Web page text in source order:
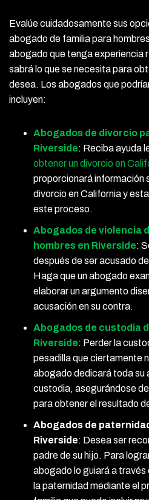
Evalúe cuidadosamente sus
abogado de familia para
abogado que tenga experiencia
sabrá lo que se necesita para
desea. Los abogados que
incluyen:
Abogados de divorcio
Riverside: Reciba ayuda
obtener un divorcio en
proporcionará información
divorcio en California y
este proceso.
Abogados de violencia
hombres en Riverside:
después de ser acusado
Haga que un abogado
elaborar un argumento
acusación en su contra.
Abogados de custodia
Riverside: Perder la
pesadilla que ciertamente
abogado dedicará toda su
custodia, asegurándose
para obtener el resultado
Abogados de
Riverside: Desea ser
padre de su hijo. Para
abogado lo guiará a
la paternidad mediante el